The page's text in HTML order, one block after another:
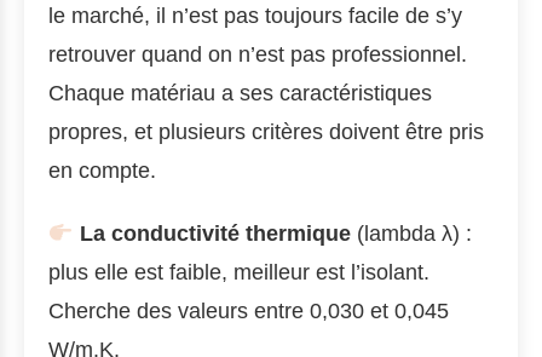
le marché, il n’est pas toujours facile de s’y
retrouver quand on n’est pas professionnel.
Chaque matériau a ses caractéristiques
propres, et plusieurs critères doivent être pris
en compte.
La conductivité thermique(lambda λ) :
plus elle est faible, meilleur est l’isolant.
Cherche des valeurs entre 0,030 et 0,045
W/m.K.